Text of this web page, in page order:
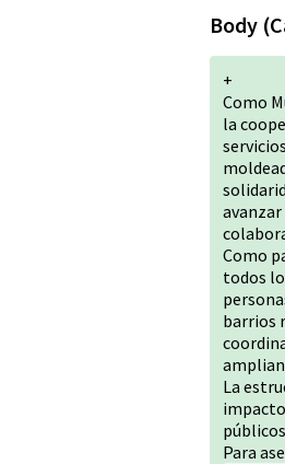
Body
+
Como
la
Como
todos
barrios
La
Para